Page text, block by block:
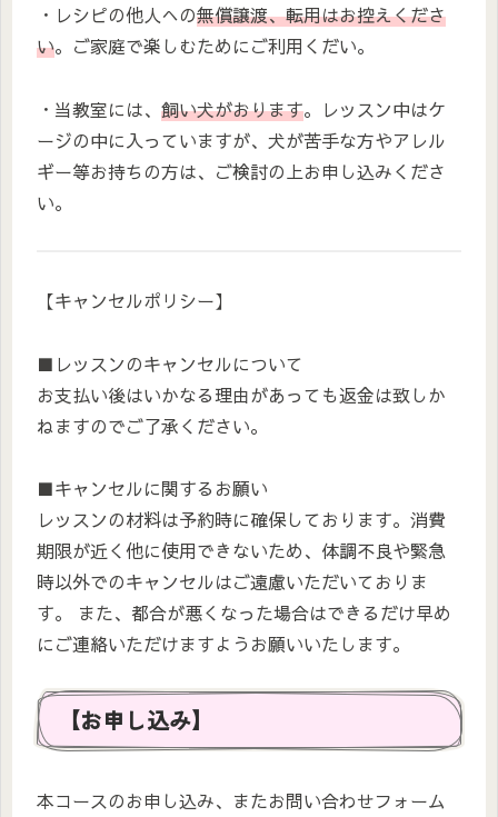
・レシピの他人への無償譲渡、転用はお控えくださ
い。ご家庭で楽しむためにご利用くだい。
・当教室には、 飼い犬がおります。レッスン中はケ
ージの中に入っていますが、犬が苦手な方やアレル
ギー等お持ちの方は、ご検討の上お申し込みくださ
い。
【キャンセルポリシー】
■レッスンのキャンセルについて
お支払い後はいかなる理由があっても返金は致しか
ねますのでご了承ください。
■キャンセルに関するお願い
レッスンの材料は予約時に確保しております。消費
期限が近く他に使用できないため、体調不良や緊急
時以外でのキャンセルはご遠慮いただいておりま
す。 また、都合が悪くなった場合はできるだけ早め
にご連絡いただけますようお願いいたします。
【お申し込み】
本コースのお申し込み、またお問い合わせフォーム